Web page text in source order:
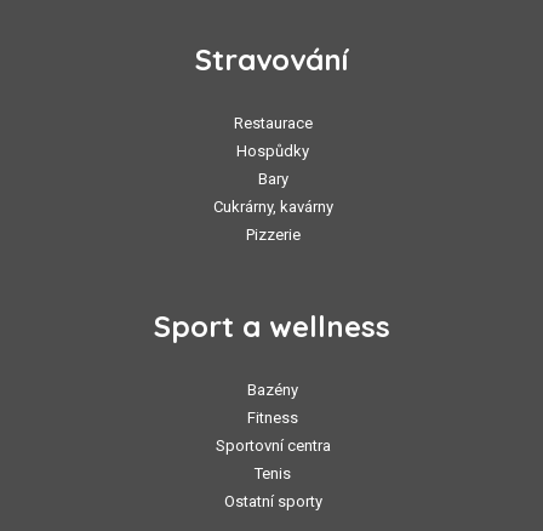
Stravování
Restaurace
Hospůdky
Bary
Cukrárny, kavárny
Pizzerie
Sport a wellness
Bazény
Fitness
Sportovní centra
Tenis
Ostatní sporty